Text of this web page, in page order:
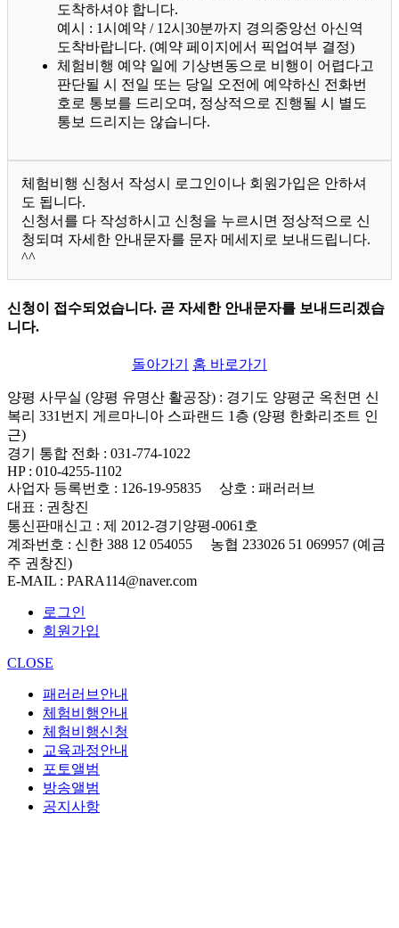
도착하셔야 합니다.
예시 : 1시예약 / 12시30분까지 경의중앙선 아신역
도착바랍니다. (예약 페이지에서 픽업여부 결정)
체험비행 예약 일에 기상변동으로 비행이 어렵다고
판단될 시 전일 또는 당일 오전에 예약하신 전화번
호로 통보를 드리오며, 정상적으로 진행될 시 별도
통보 드리지는 않습니다.
체험비행 신청서 작성시 로그인이나 회원가입은 안하셔
도 됩니다.
신청서를 다 작성하시고 신청을 누르시면 정상적으로 신
청되며 자세한 안내문자를 문자 메세지로 보내드립니다.
^^
신청이 접수되었습니다. 곧 자세한 안내문자를 보내드리겠습
니다.
돌아가기 홈 바로가기
양평 사무실 (양평 유명산 활공장) : 경기도 양평군 옥천면 신
복리 331번지 게르마니아 스파랜드 1층 (양평 한화리조트 인
근)
경기 통합 전화 : 031-774-1022
HP: 010-4255-1102
사업자 등록번호 : 126-19-95835 상호 : 패러러브
대표 : 권창진
통신판매신고 : 제 2012-경기양평-0061호
계좌번호 : 신한 388 12 054055 농협 233026 51 069957 (예금
주 권창진)
E-MAIL : PARA114@naver.com
로그인
회원가입
CLOSE
패러러브안내
체험비행안내
체험비행신청
교육과정안내
포토앨범
방송앨범
공지사항